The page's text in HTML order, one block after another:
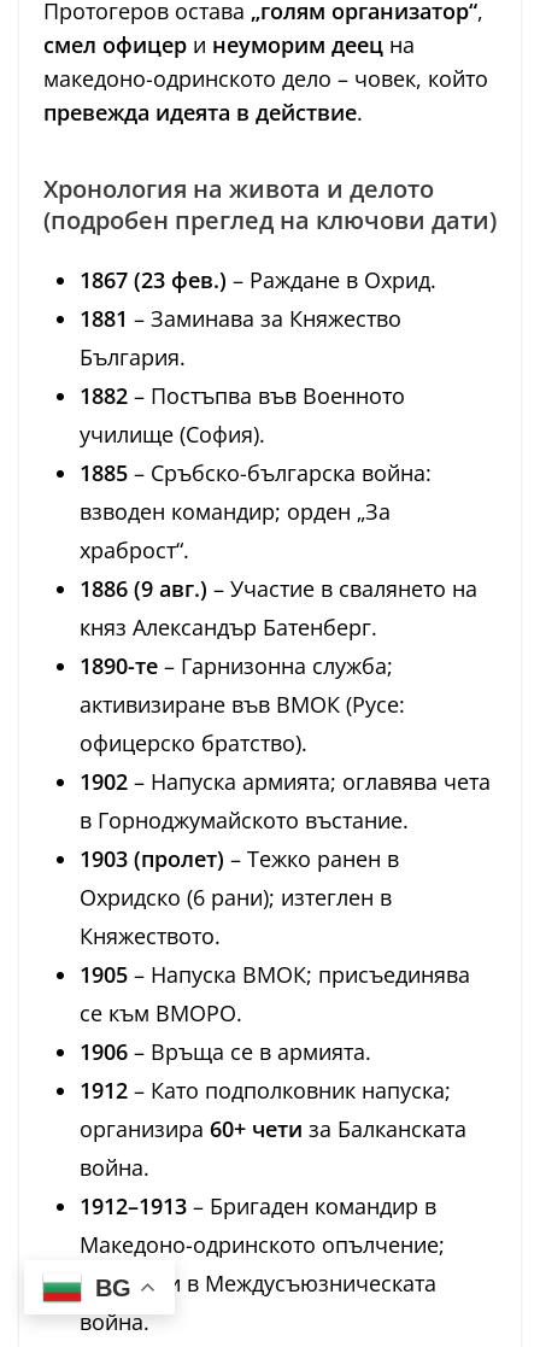
Протогеров остава „голям организатор“,
смел офицер и неуморим деец на
македоно-одринското дело – човек, който
превежда идеята в действие.
Хронология на живота и делото
(подробен преглед на ключови дати)
1867 (23 фев.) – Раждане в Охрид.
1881 – Заминава за Княжество
България.
1882 – Постъпва във Военното
училище (София).
1885 – Сръбско-българска война:
взводен командир; орден „За
храброст“.
1886 (9 авг.) – Участие в свалянето на
княз Александър Батенберг.
1890-те – Гарнизонна служба;
активизиране във ВМОК (Русе:
офицерско братство).
1902 – Напуска армията; оглавява чета
в Горноджумайското въстание.
1903 (пролет) – Тежко ранен в
Охридско (6 рани); изтеглен в
Княжеството.
1905 – Напуска ВМОК; присъединява
се към ВМОРО.
1906 – Връща се в армията.
1912 – Като подполковник напуска;
организира 60+ чети за Балканската
война.
1912–1913 – Бригаден командир в
Македоно-одринското опълчение;
участие и в Междусъюзническата
война.
BG